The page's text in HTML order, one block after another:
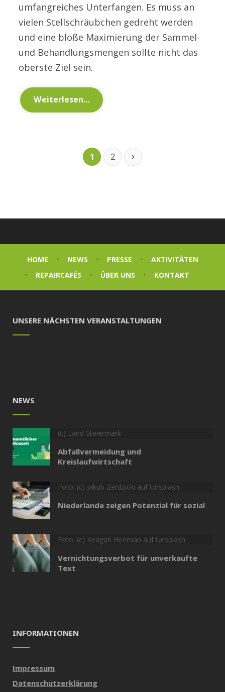
umfangreiches Unterfangen. Es muss an
vielen Stellschräubchen gedreht werden
und eine bloße Maximierung der Sammel-
und Behandlungsmengen sollte nicht das
oberste Ziel sein.
Weiterlesen...
1 2
HOME NEWS PRESSE
AKTIVITÄTEN
REPAIRCAFÉS
ÜBER UNS KONTAKT
UNSERE NÄCHSTEN VERANSTALTUNGEN
NEWS
(c) Land Steiermark
Abfallvermeidung und
Kreislaufwirtschaft
Foto: (c) Jakub Zerdzicki auf Unsplash
Niederlande zeigen Potenzial für sozial
Foto: (c) Keagan Henman auf Unsplash
Vernichtungsverbot für unverkaufte
Text
INFORMATIONEN
Impressum
Datenschutzerklärung